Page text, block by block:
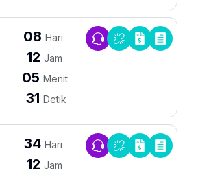
08 Hari
12 Jam
05 Menit
31 Detik
34 Hari
12 Jam